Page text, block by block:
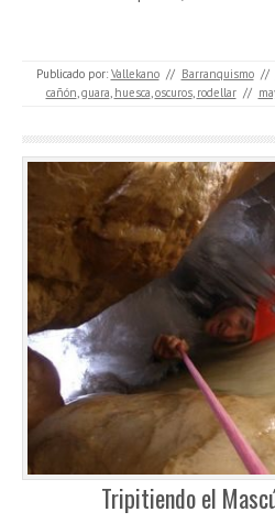
Publicado por: Vallekano // Barranquismo //
cañón,guara, huesca,oscuros, rodellar //
Tripitiendo el